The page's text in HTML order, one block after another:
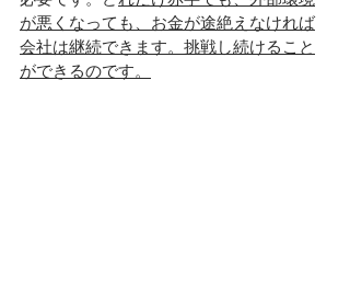
が悪くなっても、お金が途絶えなければ
会社は継続できます。挑戦し続けること
ができるのです。